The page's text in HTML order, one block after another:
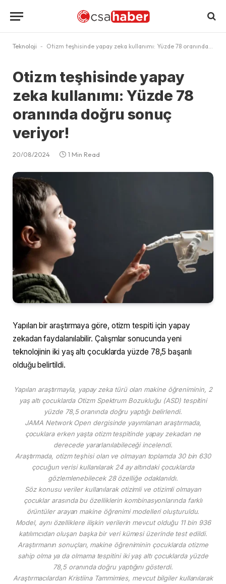
Teknoloji - Otizm teşhisinde yapay zeka kullanımı: Yüzde 78 oranında doğru sonuç veriyor!
Otizm teşhisinde yapay
zeka kullanımı: Yüzde 78
oranında doğru sonuç
veriyor!
20/08/2024 1 Min Read
Yapılan bir araştırmaya göre, otizm tespiti için yapay
zekadan faydalanılabilir. Çalışmlar sonucunda yeni
teknolojinin iki yaş altı çocuklarda yüzde 78,5 başarılı
olduğu belirtildi.
Yapılan araştırmayla, yapay zeka türü olan makine öğreniminin, 2
yaş altı çocuklarda Otizm Spektrum Bozukluğu (ASD) tespitini
yüzde 78,5 oranında doğru yaptığı belirlendi.
JAMA Network Open dergisinde yayımlanan araştırmada,
çocuklara erken yaşta otizm tespitinde yapay zekadan ne
derecede yararlanılabileceği incelendi.
Araştırmada, otizm teşhisi olan ve olmayan toplamda 30 bin 630
çocuğun verisi kullanılarak 24 ay altındaki çocuklarda
gözlemlenebilecek 28 özelliğe odaklanıldı.
Söz konusu veriler kullanılarak otizimli ve otizimli olmayan
çocuklar arasında bu özelliklerin kombinasyonlarında farklı
örüntüler arayan makine öğrenimi modelleri oluşturuldu.
Model, aynı özelliklere ilişkin verilerin mevcut olduğu 11 bin 936
katılımcıdan oluşan başka bir veri kümesi üzerinde test edildi.
Araştırmanın sonuçları, makine öğreniminin çocuklarda otizme
sahip olma ya da olmama tespitini iki yaş altı çocuklarda yüzde
78,5 oranında doğru yaptığını gösterdi.
Araştırmacılardan Kristiina Tammimies, mevcut bilgiler kullanılarak